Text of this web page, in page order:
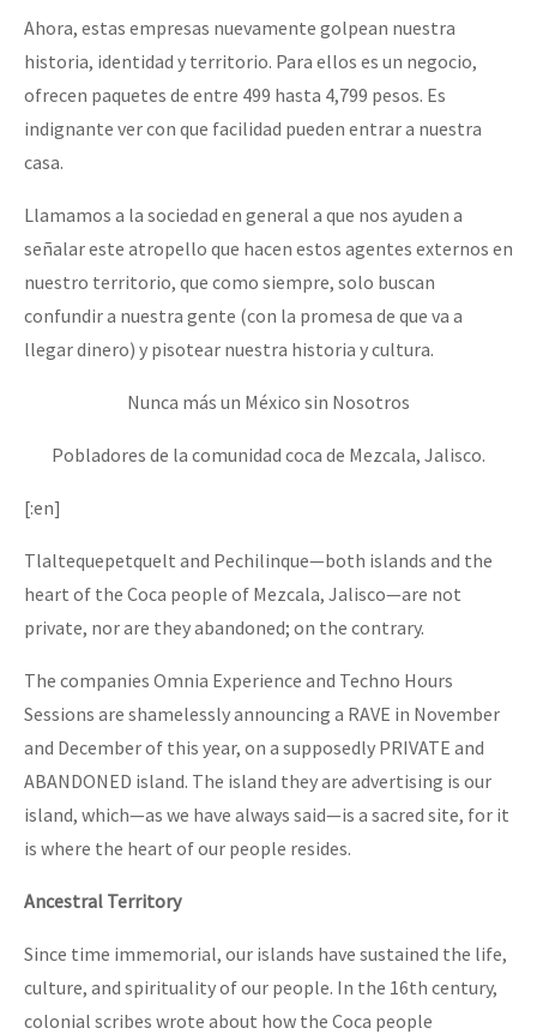
Ahora, estas empresas nuevamente golpean nuestra
historia, identidad y territorio. Para ellos es un negocio,
ofrecen paquetes de entre 499 hasta 4,799 pesos. Es
indignante ver con que facilidad pueden entrar a nuestra
casa.
Llamamos a la sociedad en general a que nos ayuden a
señalar este atropello que hacen estos agentes externos en
nuestro territorio, que como siempre, solo buscan
confundir a nuestra gente (con la promesa de que va a
llegar dinero) y pisotear nuestra historia y cultura.
Nunca más un México sin Nosotros
Pobladores de la comunidad coca de Mezcala, Jalisco.
[:en]
Tlaltequepetquelt and Pechilinque—both islands and the
heart of the Coca people of Mezcala, Jalisco—are not
private, nor are they abandoned; on the contrary.
The companies Omnia Experience and Techno Hours
Sessions are shamelessly announcing a RAVE in November
and December of this year, on a supposedly PRIVATE and
ABANDONED island. The island they are advertising is our
island, which—as we have always said—is a sacred site, for it
is where the heart of our people resides.
Ancestral Territory
Since time immemorial, our islands have sustained the life,
culture, and spirituality of our people. In the 16th century,
colonial scribes wrote about how the Coca people